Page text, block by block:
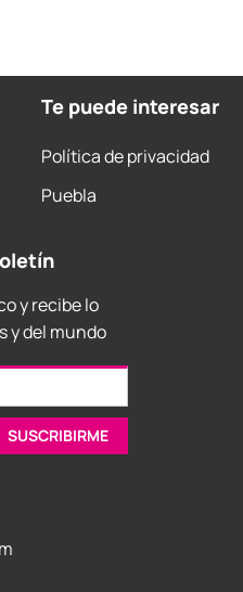
Te puede interesar
Política de privacidad
Puebla
y recibe lo
y del mundo